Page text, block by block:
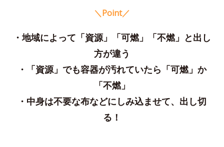
＼Point／
・地域によって「資源」「可燃」「不燃」と出し
方が違う
・「資源」でも容器が汚れていたら「可燃」か
「不燃」
・中身は不要な布などにしみ込ませて、出し切
る！